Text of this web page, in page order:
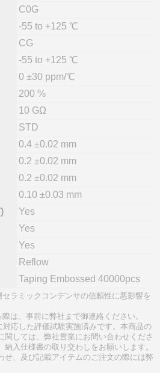
C0G
-55 to +125 ℃
CG
-55 to +125 ℃
0 ±30 ppm/℃
200 %
10 GΩ
STD
0.4 ±0.02 mm
0.2 ±0.02 mm
0.2 ±0.02 mm
0.10 ±0.03 mm
Yes
Yes
Yes
Reflow
Taping Embossed 40000pcs
ラミックコンデンサの信頼性に悪影響を
は、事前に弊社まで御連絡ください。
対応した評価試験実施済みです。本商品の
関しては、弊社営業にお問い合わせくださ
入仕様書の取り交わしをお願いします。
せ、及び記載アイテムのご注文の際には弊